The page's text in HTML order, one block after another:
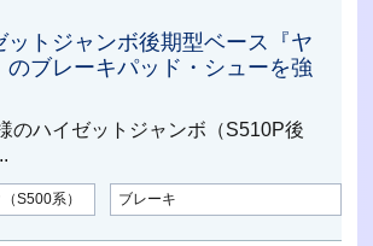
ットジャンボ後期型ベース『ヤ
のブレーキパッド・シューを強
のハイゼットジャンボ（S510P後
S500系） ブレーキ